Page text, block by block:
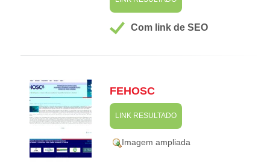
Com link de SEO
FEHOSC
LINK RESULTADO
Imagem ampliada